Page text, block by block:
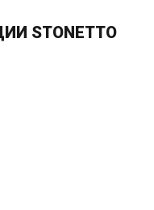
STONETTO